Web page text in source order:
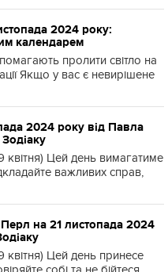
2024 року:
календарем
пролити світло на
Якщо у вас є невирішене
2024 року від Павла
квітня) Цей день вимагатиме
важливих справ,
на 21 листопада 2024
квітня) Цей день принесе